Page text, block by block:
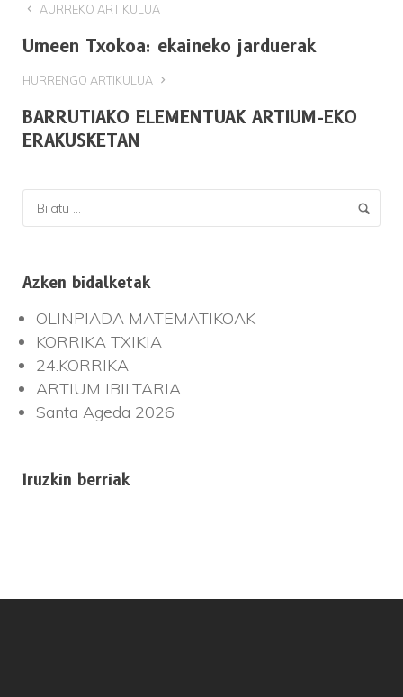
AURREKO ARTIKULUA
Umeen Txokoa: ekaineko jarduerak
HURRENGO ARTIKULUA
BARRUTIAKO ELEMENTUAK ARTIUM-EKO
ERAKUSKETAN
Azken bidalketak
OLINPIADA MATEMATIKOAK
KORRIKA TXIKIA
24.KORRIKA
ARTIUM IBILTARIA
Santa Ageda 2026
Iruzkin berriak